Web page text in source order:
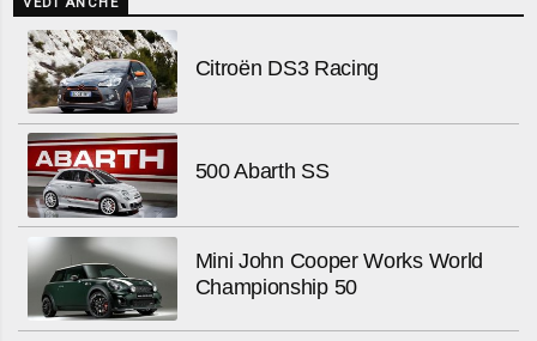
Citroën DS3 Racing
500 Abarth SS
Mini John Cooper Works World
Championship 50